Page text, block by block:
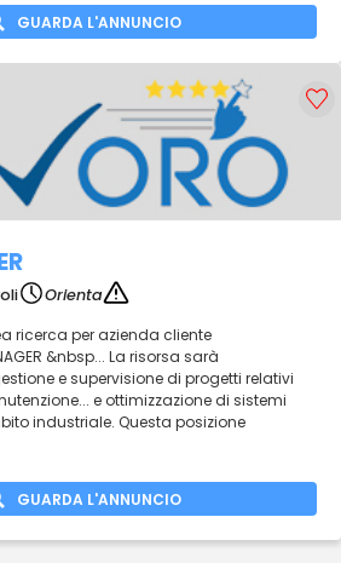
GUARDA L'ANNUNCIO
Orienta
ricerca per azienda cliente
&nbsp... La risorsa sarà
e supervisione di progetti relativi
e ottimizzazione di sistemi
industriale. Questa posizione
GUARDA L'ANNUNCIO